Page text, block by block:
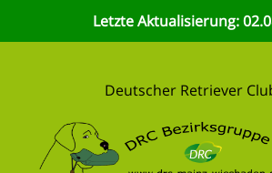
Letzte Aktualisierung:
Deutscher Retriever